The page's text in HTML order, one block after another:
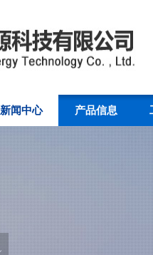
新闻中心 产品信息